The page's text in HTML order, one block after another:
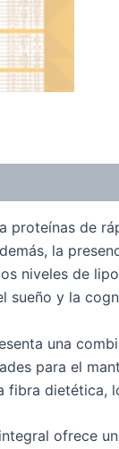
proteínas de
la
niveles de
sueño y la
una
para el
fibra
ofrece